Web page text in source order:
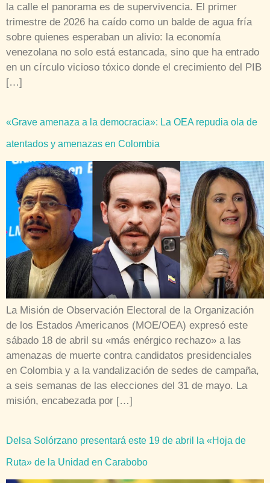
la calle el panorama es de supervivencia. El primer
trimestre de 2026 ha caído como un balde de agua fría
sobre quienes esperaban un alivio: la economía
venezolana no solo está estancada, sino que ha entrado
en un círculo vicioso tóxico donde el crecimiento del PIB
[…]
«Grave amenaza a la democracia»: La OEA repudia ola de
atentados y amenazas en Colombia
La Misión de Observación Electoral de la Organización
de los Estados Americanos (MOE/OEA) expresó este
sábado 18 de abril su «más enérgico rechazo» a las
amenazas de muerte contra candidatos presidenciales
en Colombia y a la vandalización de sedes de campaña,
a seis semanas de las elecciones del 31 de mayo. La
misión, encabezada por […]
Delsa Solórzano presentará este 19 de abril la «Hoja de
Ruta» de la Unidad en Carabobo